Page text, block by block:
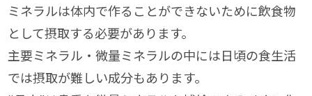
ミネラルは体内で作ることができないために飲食物
として摂取する必要があります。
主要ミネラル・微量ミネラルの中には日頃の食生活
では摂取が難しい成分もあります。